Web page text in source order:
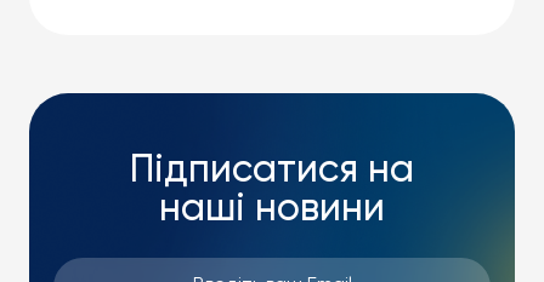
Підписатися на
наші новини